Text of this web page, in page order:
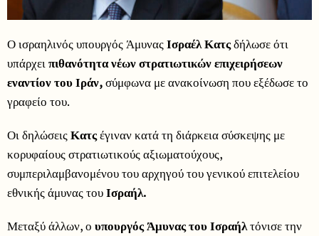
Ο ισραηλινός υπουργός ΆμυναςΙσραέλ Κατςδήλωσε ότι
υπάρχειπιθανότητα νέων στρατιωτικών επιχειρήσεων
εναντίον του Ιράν,σύμφωνα με ανακοίνωση που εξέδωσε το
γραφείο του.
Οι δηλώσειςΚατςέγιναν κατά τη διάρκεια σύσκεψης με
κορυφαίους στρατιωτικούς αξιωματούχους,
συμπεριλαμβανομένου του αρχηγού του γενικού επιτελείου
εθνικής άμυνας τουΙσραήλ.
Μεταξύ άλλων, ο υπουργός Άμυνας του Ισραήλτόνισε την